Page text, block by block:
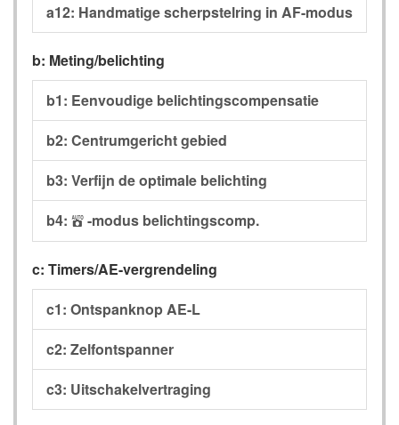
a12: Handmatige scherpstelring in AF-modus
b: Meting/belichting
b1: Eenvoudige belichtingscompensatie
b2: Centrumgericht gebied
b3: Verfijn de optimale belichting
b4: b -modus belichtingscomp.
c: Timers/AE-vergrendeling
c1: Ontspanknop AE-L
c2: Zelfontspanner
c3: Uitschakelvertraging